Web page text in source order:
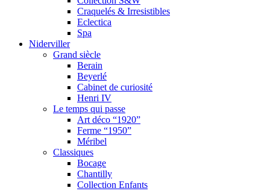
Craquelés & Irresistibles
Eclectica
Spa
Niderviller
Grand siècle
Berain
Beyerlé
Cabinet de curiosité
Henri IV
Le temps qui passe
Art déco “1920”
Ferme “1950”
Méribel
Classiques
Bocage
Chantilly
Collection Enfants